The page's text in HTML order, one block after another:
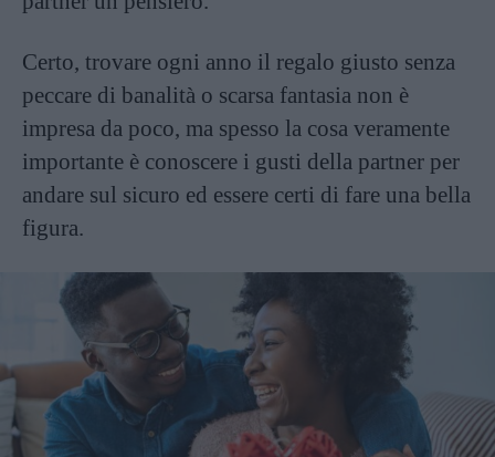
Certo, trovare ogni anno il regalo giusto senza
peccare di banalità o scarsa fantasia non è
impresa da poco, ma spesso la cosa veramente
importante è conoscere i gusti della partner per
andare sul sicuro ed essere certi di fare una bella
figura.